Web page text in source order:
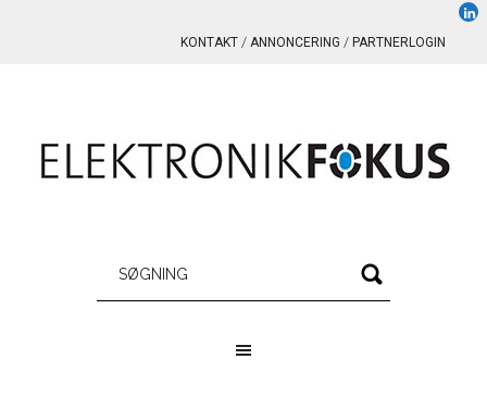
KONTAKT ANNONCERING PARTNERLOGIN